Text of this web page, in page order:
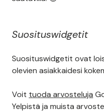
Suosituswidgetit
Suosituswidgetit ovat
olevien asiakkaidesi
Voit tuoda arvosteluja
Yelpistä ja muista